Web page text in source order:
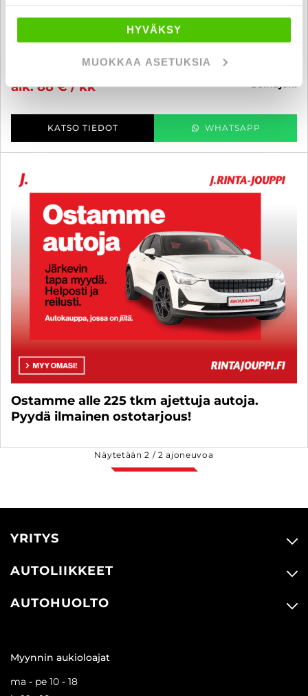
HYVÄKSY
MUOKKAA ASETUKSIA
ILMASTOINTI, METALLIVÄRI, TEHTAAN PAKU!
alk. 88 € / kk
seinäjoki
KATSO TIEDOT WHATSAPP
Ostamme alle 225 tkm ajettuja autoja.
Pyydä ilmainen ostotarjous!
Näytetään2 /2 ajoneuvoa
YRITYS
AUTOLIIKKEET
AUTOHUOLTO
Myynnin aukioloajat
ma - pe 10 - 18